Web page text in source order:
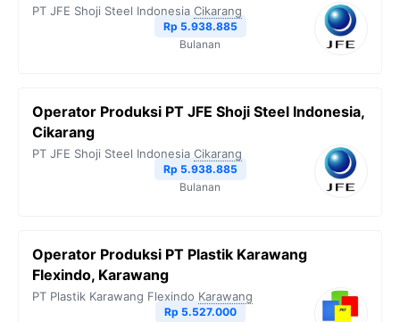
PT JFE Shoji Steel Indonesia Cikarang
Rp 5.938.885
Bulanan
Operator Produksi PT JFE Shoji Steel Indonesia,
Cikarang
PT JFE Shoji Steel Indonesia Cikarang
Rp 5.938.885
Bulanan
Operator Produksi PT Plastik Karawang
Flexindo, Karawang
PT Plastik Karawang Flexindo Karawang
Rp 5.527.000